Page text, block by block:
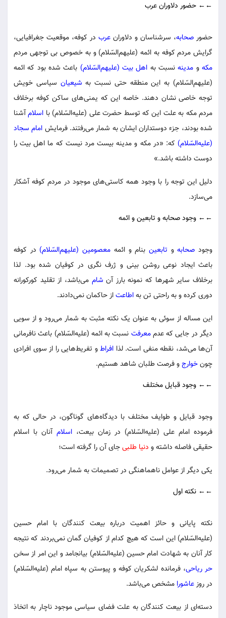
←← حضور دلاوران عرب
حضور صحابه، سرشناسان و دلاوران عرب در کوفه، موقعیت جغرافیایی،
گرایش مردم کوفه به ائمه (علیهم‌السّلام) و به خصوص بی توجهی مردم
مکهو مدینهنسبت به اهل بیت (علیهم‌السّلام) باعث شده بود که ائمه
(علیهم‌السّلام) به این منطقه حتی نسبت به شیعیان سیاسی خویش
توجه خاصی نشان دهند. خاصه این که یمنی‌های ساکن کوفه برخلاف
مردم مکه به علت این که توسط حضرت علی (علیه‌السّلام) با اسلامآشنا
شده بودند، جزء دوستداران ایشان به شمار می‌رفتند. فرمایش امام سجاد
(علیه‌السّلام) که: «در مکه و مدینه بیست مرد نیست که ما اهل بیت را
دوست داشته باشد.»
دلیل این توجه را با وجود همه کاستی‌های موجود در مردم کوفه آشکار
می‌سازد.
←← وجود صحابه و تابعین و ائمه
وجود صحابهو تابعین بنام و ائمه معصومین (علیهم‌السّلام) در کوفه
باعث ایجاد نوعی روشن بینی و ژرف نگری در کوفیان شده بود. لذا
برخلاف سایر شهرها که نمونه بارز آن شام می‌باشد، از تقلید کورکورانه
دوری کرده و به راحتی تن بهاطاعتاز حاکمان نمی‌دادند.
این مساله از سوئی به عنوان یک نکته مثبت به شمار می‌رود و از سویی
دیگر در جایی که عدممعرفت نسبت به ائمه (علیه‌السّلام) باعث نافرمانی
آن‌ها می‌شد، نقطه منفی است. لذا افراطو تفریط‌هایی را از سوی افرادی
چونخوارجو فرصت طلبان شاهد هستیم.
←← وجود قبایل مختلف
وجود قبایل و طوایف مختلف با دیدگاه‌های گوناگون، در حالی که به
فرموده امام علی (علیه‌السّلام) در زمان بیعت، اسلام آنان با اسلام
حقیقی فاصله داشته و دنیا طلبیجای آن را گرفته است؛
یکی دیگر از عوامل ناهماهنگی در تصمیمات به شمار می‌رود.
←← نکته اول
نکته پایانی و حائز اهمیت درباره بیعت کنندگان با امام حسین
(علیه‌السّلام) این است که هیچ کدام از کوفیان گمان نمی‌بردند که نتیجه
کار آنان به شهادت امام حسین (علیه‌السّلام) بیانجامد و این امر از سخن
حر ریاحی، فرمانده لشکریان کوفه و پیوستن به سپاه امام (علیه‌السّلام)
در روزعاشورا مشخص می‌باشد.
دسته‌ای از بیعت کنندگان به علت فضای سیاسی موجود ناچار به اتخاذ